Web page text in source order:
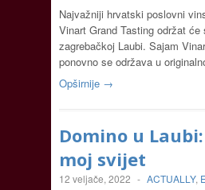
Najvažniji hrvatski poslovni
Vinart Grand Tasting održat
zagrebačkoj Laubi. Sajam
ponovno se održava u
Opširnije →
Domino u
moj svijet
12 veljače, 2022 - ACTUALLY,